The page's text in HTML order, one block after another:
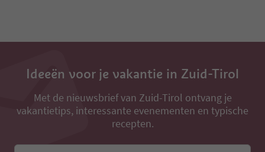
Ideeën voor je vakantie in Zuid-Tirol
Met de nieuwsbrief van Zuid-Tirol ontvang je
vakantietips, interessante evenementen en typische
recepten.